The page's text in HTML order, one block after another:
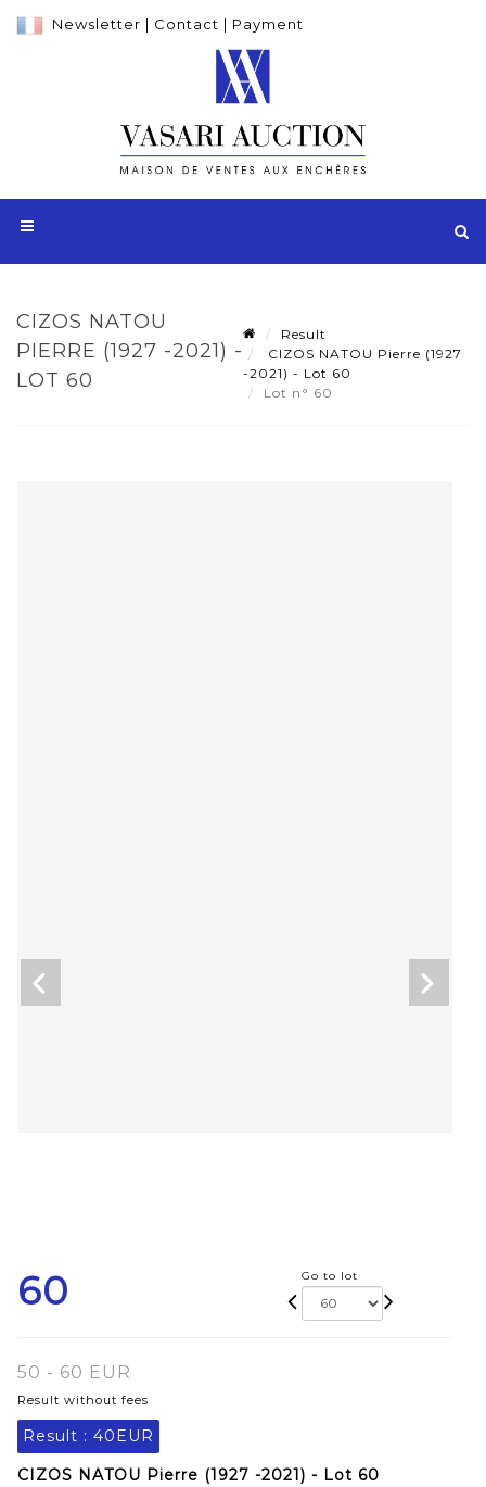
Newsletter | Contact | Payment
CIZOS NATOU
PIERRE (1927 -2021) -
LOT 60
Result
CIZOS NATOU Pierre (1927
-2021) - Lot 60
Lot n° 60
60 Go to lot
50 - 60 EUR
Result without fees
Result : 40EUR
CIZOS NATOU Pierre (1927 -2021) - Lot 60